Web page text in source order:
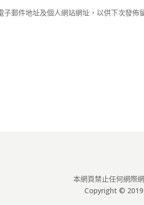
子郵件地址及個人網站網址，以供下次發佈
本網頁禁止任何網際
Copyright ©